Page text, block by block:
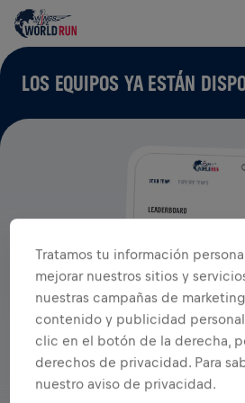
LOS EQUIPOS YA ESTÁN
Tratamos tu información
mejorar nuestros sitios y
nuestras campañas de
contenido y publicidad
clic en el botón de la derecha,
derechos de privacidad. Para
nuestro aviso de privacidad.